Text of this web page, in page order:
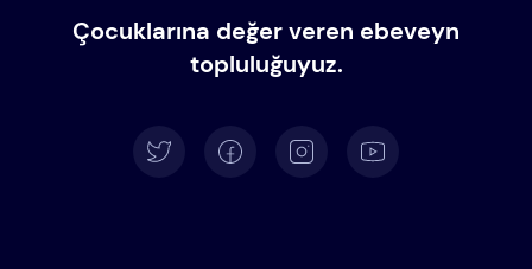
Çocuklarına değer veren ebeveyn
topluluğuyuz.